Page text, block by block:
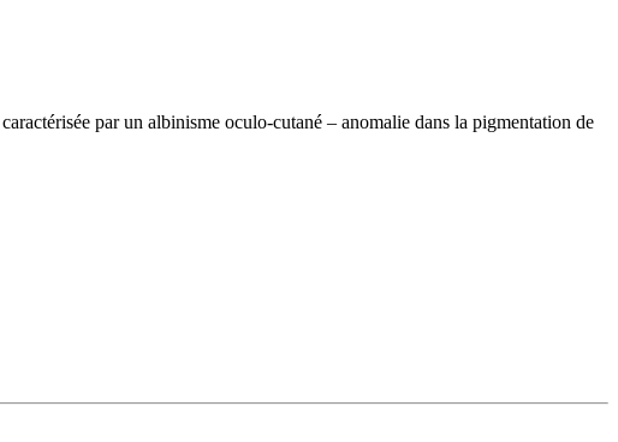
par un albinisme oculo-cutané – anomalie dans la pigmentation de